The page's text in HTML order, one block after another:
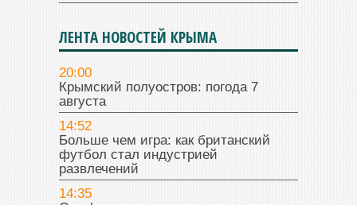
ЛЕНТА НОВОСТЕЙ КРЫМА
20:00
Крымский полуостров: погода 7
августа
14:52
Больше чем игра: как британский
футбол стал индустрией
развлечений
14:35